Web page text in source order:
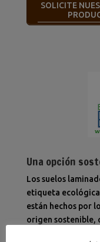
SOLICITE
Una opción
Los suelos
etiqueta ecológica
están hechos por
origen sostenible,